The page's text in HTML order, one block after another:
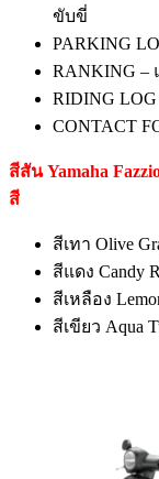
ขับขี่
PARKING
RANKING –
RIDING
CONTACT
สีสัน Yamaha
สี
สีเทา Olive
สีแดง Candy
สีเหลือง
สีเขียว Aqua